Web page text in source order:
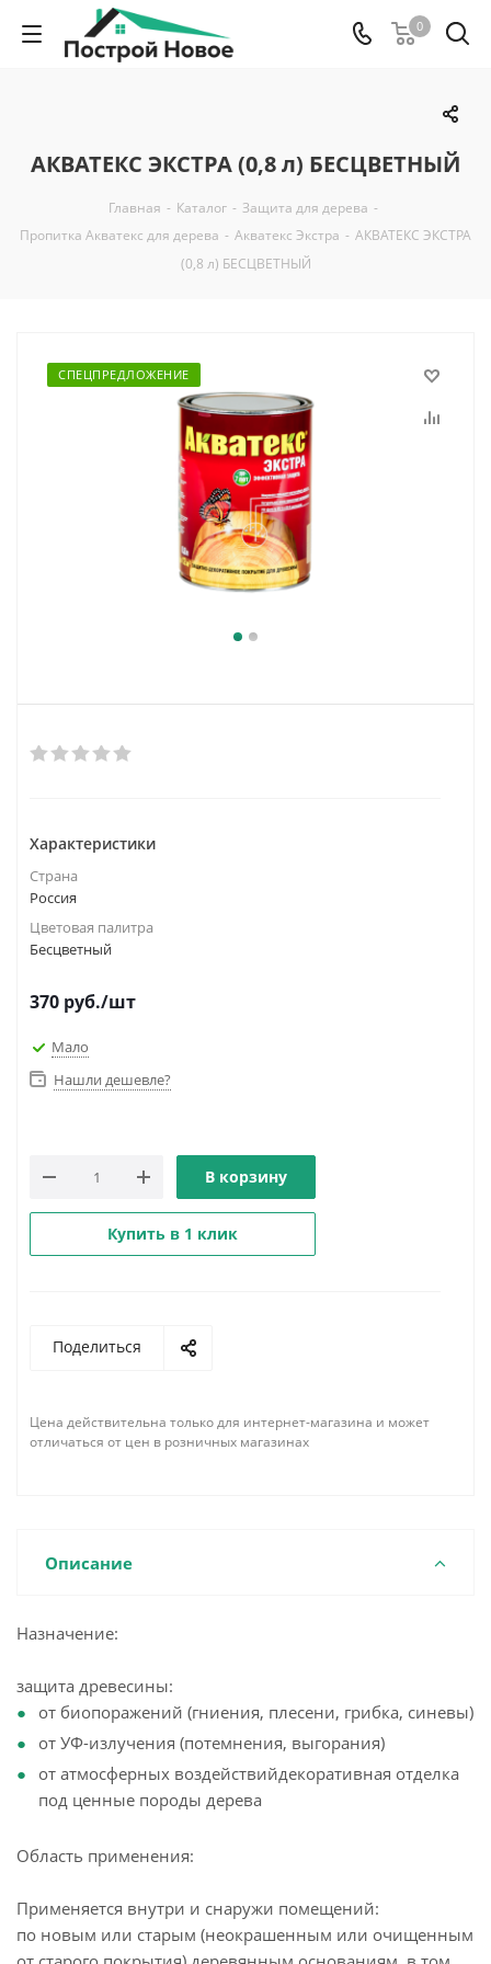
0
АКВАТЕКС ЭКСТРА (0,8 л) БЕСЦВЕТНЫЙ
Главная - Каталог - Защита для дерева -
Пропитка Акватекс для дерева - Акватекс Экстра - АКВАТЕКС ЭКСТРА
(0,8 л) БЕСЦВЕТНЫЙ
СПЕЦПРЕДЛОЖЕНИЕ
Характеристики
Страна
Россия
Цветовая палитра
Бесцветный
370 руб./шт
Мало
Нашли дешевле?
В корзину
Купить в 1 клик
Поделиться
Цена действительна только для интернет-магазина и может
отличаться от цен в розничных магазинах
Описание
Назначение:
защита древесины:
от биопоражений (гниения, плесени, грибка, синевы)
от УФ-излучения (потемнения, выгорания)
от атмосферных воздействийдекоративная отделка
под ценные породы дерева
Область применения:
Применяется внутри и снаружи помещений:
по новым или старым (неокрашенным или очищенным